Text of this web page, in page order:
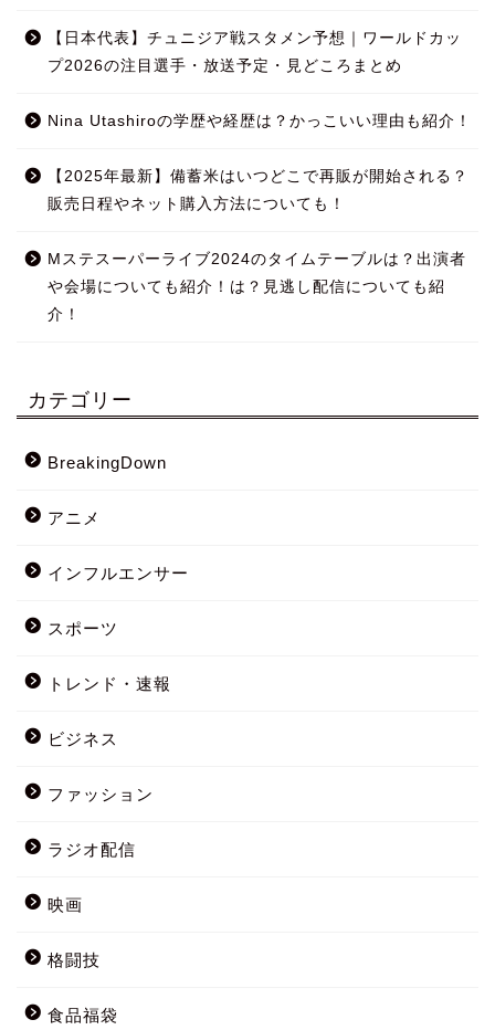
【日本代表】チュニジア戦スタメン予想｜ワールドカッ
プ2026の注目選手・放送予定・見どころまとめ
Nina Utashiroの学歴や経歴は？かっこいい理由も紹介！
【2025年最新】備蓄米はいつどこで再販が開始される？
販売日程やネット購入方法についても！
Mステスーパーライブ2024のタイムテーブルは？出演者
や会場についても紹介！は？見逃し配信についても紹
介！
カテゴリー
BreakingDown
アニメ
インフルエンサー
スポーツ
トレンド・速報
ビジネス
ファッション
ラジオ配信
映画
格闘技
食品福袋